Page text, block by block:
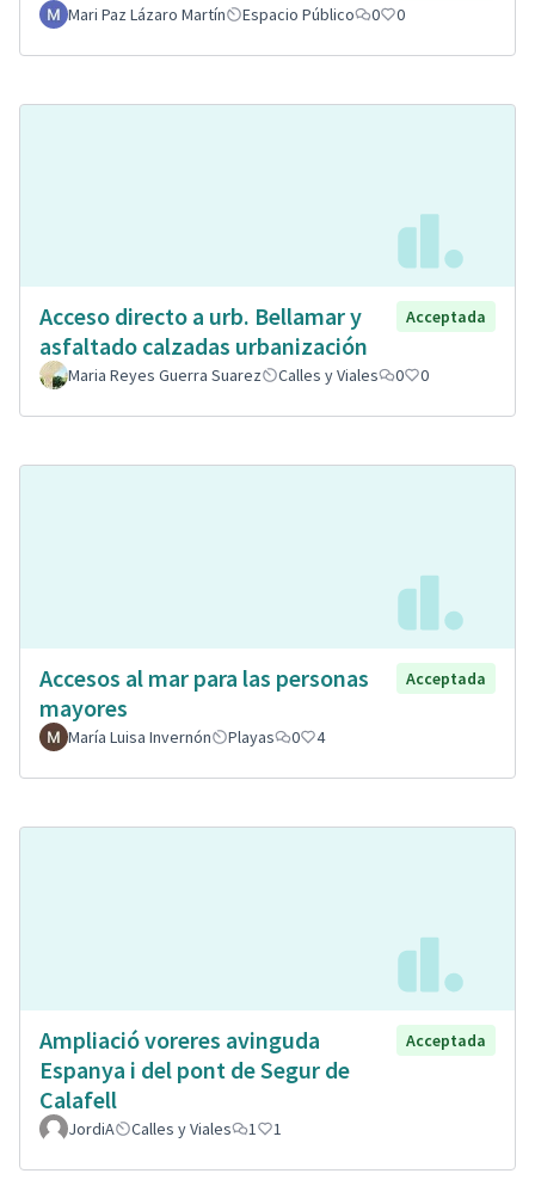
Mari Paz Lázaro Martín
Espacio Público 0 0
Acceso directo a urb. Bellamar y
asfaltado calzadas urbanización
Acceptada
Maria Reyes Guerra Suarez Calles y Viales 0 0
Accesos al mar para las personas
mayores
Acceptada
María Luisa Invernón Playas 0 4
Ampliació voreres avinguda
Espanya i del pont de Segur de
Calafell
Acceptada
JordiA Calles y Viales 1 1